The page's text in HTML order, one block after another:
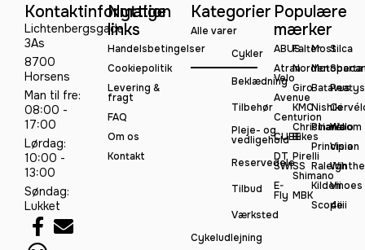
Kontaktinformation
Lichtenbergsgade
3As
8700
Horsens
Man til fre:
08:00 -
17:00
Lørdag:
10:00 -
13:00
Søndag:
Lukket
Nyttige
links
Handelsbetingelser
Cookiepolitik
Levering &
fragt
FAQ
Om os
Kontakt
Kategorier
Alle varer
Cykler
Beklædning
Tilbehør
Pleje- og
vedligehold
Reservedele
Tilbud
Værksted
Cykeludlejning
Populære
mærker
ABUS
Atran
Velo
Avenue
Centurion
CUBE
DT
SWISS
E-
Fly
Falter
Norden
Giro
KMC
Christiania
Bikes
Pirelli
Shimano
MBK
Most
Batavus
Nishiki
Pinarello
Principia
Raleigh
Kildemoes
Scope
Silca
Sparta
Peatys
Woom
Vision
Vii
4iiii